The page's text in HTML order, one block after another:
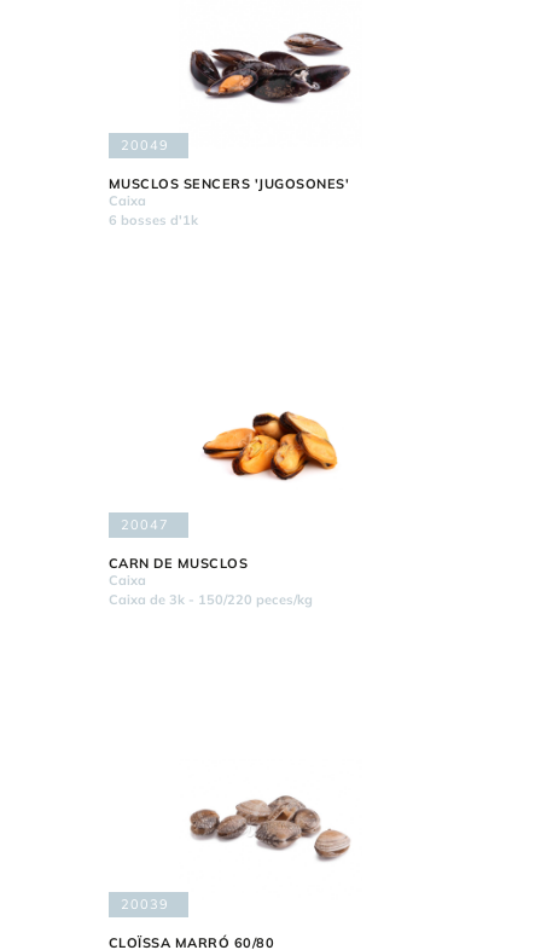
20049
MUSCLOS SENCERS 'JUGOSONES'
Caixa
6 bosses d'1k
20047
CARN DE MUSCLOS
Caixa
Caixa de 3k - 150/220 peces/kg
20039
CLOÏSSA MARRÓ 60/80